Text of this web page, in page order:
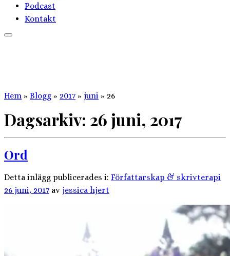
Podcast
Kontakt
Hem » Blogg » 2017 » juni » 26
Dagsarkiv: 26 juni, 2017
Ord
Detta inlägg publicerades i: Författarskap & skrivterapi
26 juni, 2017 av jessica hjert